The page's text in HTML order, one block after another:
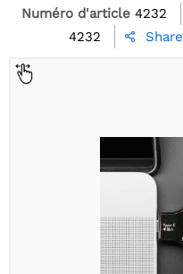
Numéro d'article 4232
4232
 Share